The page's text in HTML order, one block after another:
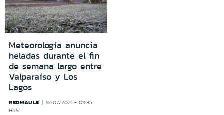
Meteorología anuncia
heladas durante el fin
de semana largo entre
Valparaíso y Los
Lagos
REDMAULE
16/07/2021 - 09:35
HRS